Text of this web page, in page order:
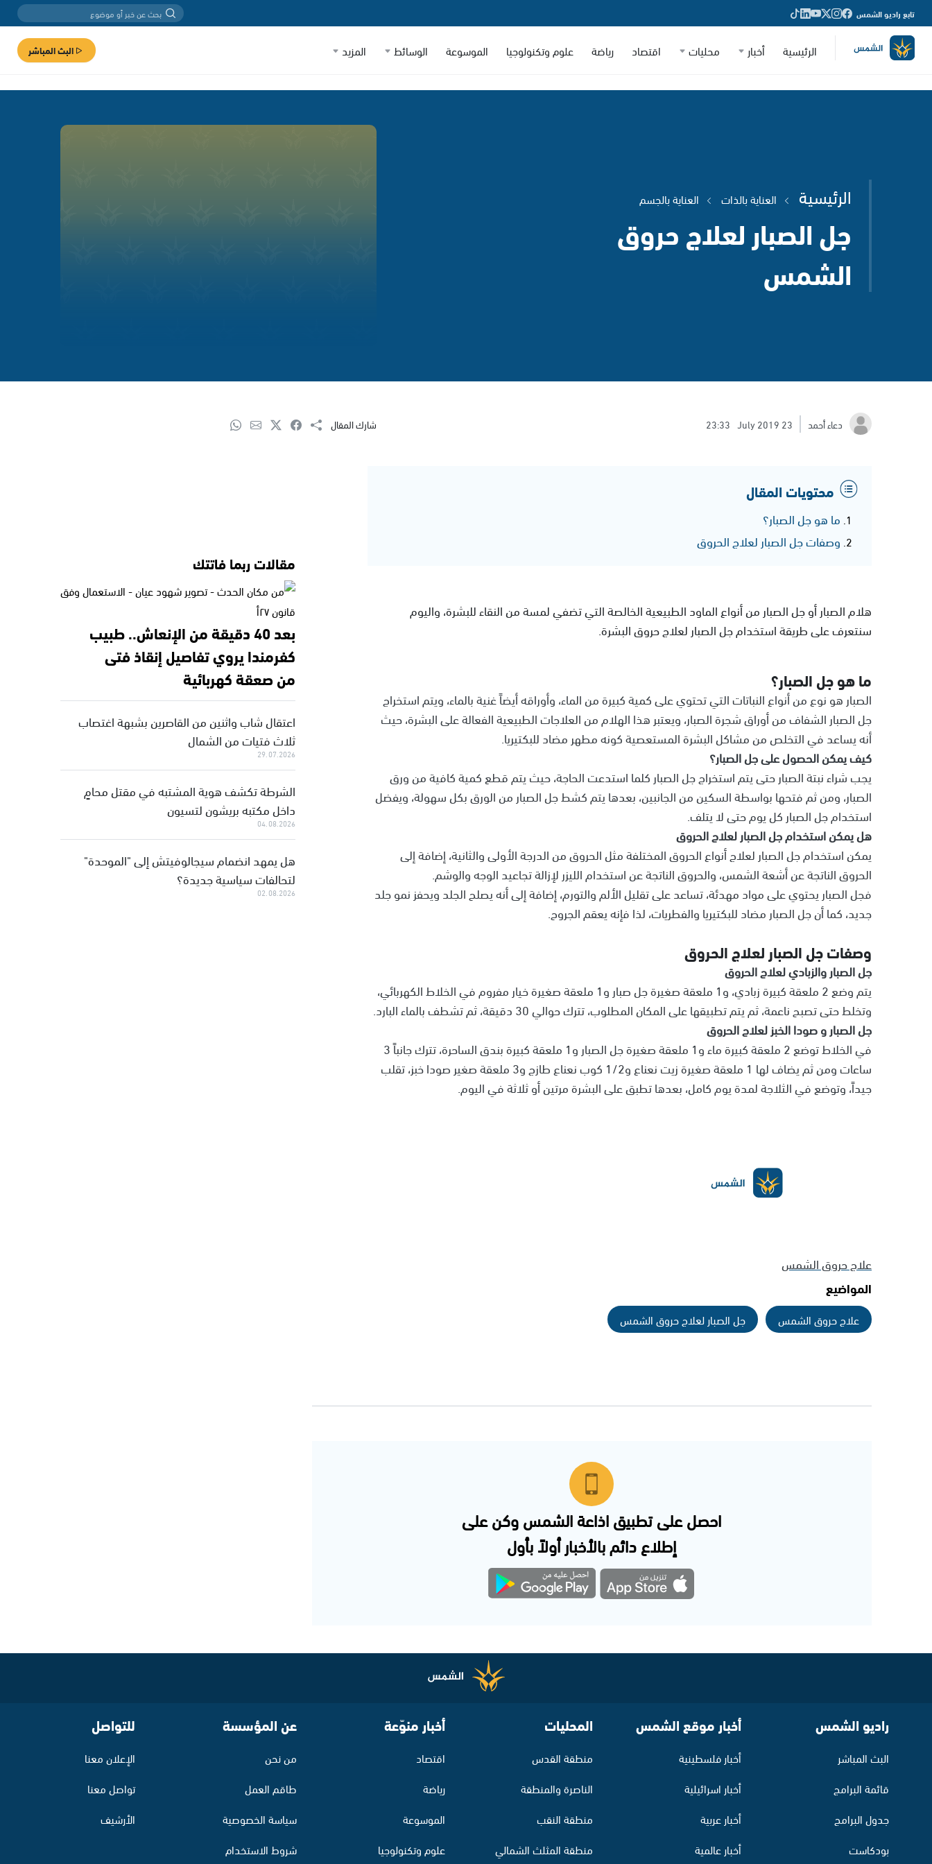
تابع راديو الشمس
الرئيسية أخبار محليات اقتصاد رياضة علوم وتكنولوجيا الموسوعة الوسائط المزيد البث المباشر
الرئيسية العناية بالذات العناية بالجسم
جل الصبار لعلاج حروق
الشمس
دعاء أحمد 23 July 2019
23:33 شارك المقال
محتويات المقال
ما هو جل الصبار؟
وصفات جل الصبار لعلاج الحروق
هلام الصبار أو جل الصبار من أنواع الماود الطبيعية الخالصة التي تضفي لمسة من النقاء للبشرة، واليوم
سنتعرف على طريقة استخدام جل الصبار لعلاج حروق البشرة.
ما هو جل الصبار؟
الصبار هو نوع من أنواع النباتات التي تحتوي على كمية كبيرة من الماء، وأوراقه أيضاً غنية بالماء، ويتم استخراج
جل الصبار الشفاف من أوراق شجرة الصبار، ويعتبر هذا الهلام من العلاجات الطبيعية الفعالة على البشرة، حيث
أنه يساعد في التخلص من مشاكل البشرة المستعصية كونه مطهر مضاد للبكتيريا.
كيف يمكن الحصول على جل الصبار؟
يجب شراء نبتة الصبار حتى يتم استخراج جل الصبار كلما استدعت الحاجة، حيث يتم قطع كمية كافية من ورق
الصبار، ومن ثم فتحها بواسطة السكين من الجانبين، بعدها يتم كشط جل الصبار من الورق بكل سهولة، ويفضل
استخدام جل الصبار كل يوم حتى لا يتلف.
هل يمكن استخدام جل الصبار لعلاج الحروق
يمكن استخدام جل الصبار لعلاج أنواع الحروق المختلفة مثل الحروق من الدرجة الأولى والثانية، إضافة إلى
الحروق الناتجة عن أشعة الشمس، والحروق الناتجة عن استخدام الليزر لإزالة تجاعيد الوجه والوشم.
فجل الصبار يحتوي على مواد مهدئة، تساعد على تقليل الألم والتورم، إضافة إلى أنه يصلح الجلد ويحفز نمو جلد
جديد، كما أن جل الصبار مضاد للبكتيريا والفطريات، لذا فإنه يعقم الجروح.
وصفات جل الصبار لعلاج الحروق
جل الصبار والزبادي لعلاج الحروق
يتم وضع 2 ملعقة كبيرة زبادي، و1 ملعقة صغيرة جل صبار و1 ملعقة صغيرة خيار مفروم في الخلاط الكهربائي،
وتخلط حتى تصبح ناعمة، ثم يتم تطبيقها على المكان المطلوب، تترك حوالي 30 دقيقة، ثم تشطف بالماء البارد.
جل الصبار و صودا الخبز لعلاج الحروق
في الخلاط توضع 2 ملعقة كبيرة ماء و1 ملعقة صغيرة جل الصبار و1 ملعقة كبيرة بندق الساحرة، تترك جانباً 3
ساعات ومن ثم يضاف لها 1 ملعقة صغيرة زيت نعناع و1/2 كوب نعناع طازج و3 ملعقة صغير صودا خبز، تقلب
جيداً، وتوضع في الثلاجة لمدة يوم كامل، بعدها تطبق على البشرة مرتين أو ثلاثة في اليوم.
علاج حروق الشمس
المواضيع
علاج حروق الشمس جل الصبار لعلاج حروق الشمس
احصل على تطبيق اذاعة الشمس وكن على
إطلاع دائم بالأخبار أولاً بأول
مقالات ربما فاتتك
بعد 40 دقيقة من الإنعاش.. طبيب
كفرمندا يروي تفاصيل إنقاذ فتى
من صعقة كهربائية
اعتقال شاب واثنين من القاصرين بشبهة اغتصاب
ثلاث فتيات من الشمال
29.07.2026
الشرطة تكشف هوية المشتبه في مقتل محامٍ
داخل مكتبه بريشون لتسيون
04.08.2026
هل يمهد انضمام سيجالوفيتش إلى "الموحدة"
لتحالفات سياسية جديدة؟
02.08.2026
راديو الشمس
البث المباشر
قائمة البرامج
جدول البرامج
بودكاست
أخبار موقع الشمس
أخبار فلسطينية
أخبار اسرائيلية
أخبار عربية
أخبار عالمية
المحليات
منطقة القدس
الناصرة والمنطقة
منطقة النقب
منطقة المثلث الشمالي
أخبار منوّعة
اقتصاد
رياضة
الموسوعة
علوم وتكنولوجيا
عن المؤسسة
من نحن
طاقم العمل
سياسة الخصوصية
شروط الاستخدام
للتواصل
الإعلان معنا
تواصل معنا
الأرشيف